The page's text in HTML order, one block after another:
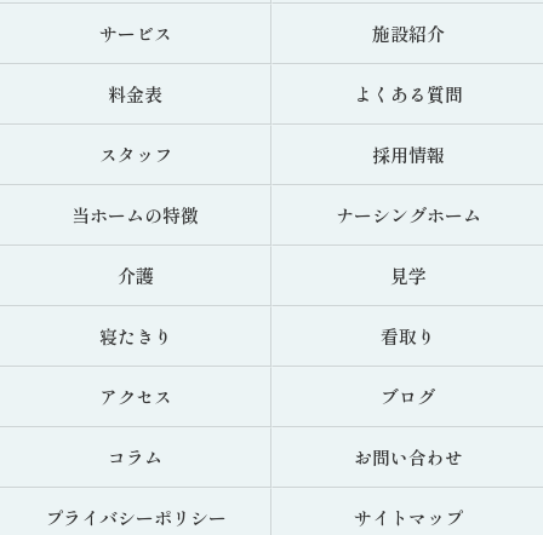
サービス 施設紹介
料金表 よくある質問
スタッフ 採用情報
当ホームの特徴 ナーシングホーム
介護 見学
寝たきり 看取り
アクセス ブログ
コラム お問い合わせ
プライバシーポリシー サイトマップ